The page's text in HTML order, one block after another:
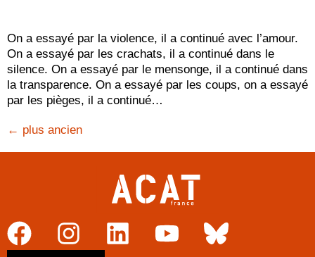
On a essayé par la violence, il a continué avec l’amour.
On a essayé par les crachats, il a continué dans le
silence. On a essayé par le mensonge, il a continué dans
la transparence. On a essayé par les coups, on a essayé
par les pièges, il a continué…
← plus ancien